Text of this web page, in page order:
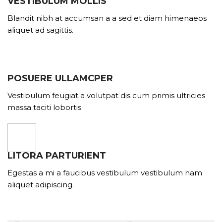
Blandit nibh at accumsan a a sed et diam himenaeos
aliquet ad sagittis.
POSUERE ULLAMCPER
Vestibulum feugiat a volutpat dis cum primis ultricies
massa taciti lobortis.
LITORA PARTURIENT
Egestas a mi a faucibus vestibulum vestibulum nam
aliquet adipiscing.